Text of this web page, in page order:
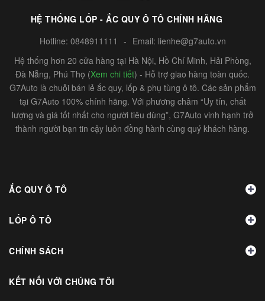
HỆ THỐNG LỐP - ẮC QUY Ô TÔ CHÍNH HÃNG
Hotline: 0848911111 - Email: lienhe@g7auto.vn
Hệ thống hơn 20 cửa hàng tại Hà Nội, Hồ Chí Minh, Hải Phòng,
Đà Nẵng, Phú Thọ (Xem chi tiết) - Hỗ trợ giao hàng toàn quốc.
G7Auto là chuỗi bán lẻ ắc quy, lốp & phụ tùng ô tô. Các sản phẩm
tại G7Auto 100% chính hãng. Với phương châm “Uy tín, chất
lượng và giá tốt nhất cho người tiêu dùng”, G7Auto vinh hạnh trở
thành người bạn tin cậy luôn đồng hành cùng quý khách hàng.
ẮC QUY Ô TÔ
LỐP Ô TÔ
CHÍNH SÁCH
KẾT NỐI VỚI CHÚNG TÔI